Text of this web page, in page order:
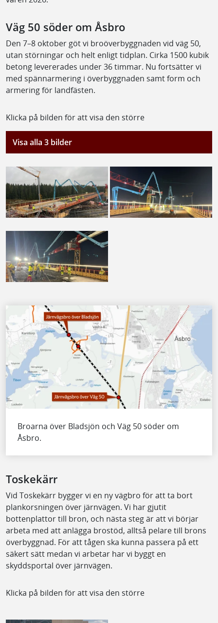
Väg 50 söder om Åsbro
Den 7–8 oktober göt vi broöverbyggnaden vid väg 50,
utan störningar och helt enligt tidplan. Cirka 1500 kubik
betong levererades under 36 timmar. Nu fortsätter vi
med spännarmering i överbyggnaden samt form och
armering för landfästen.
Klicka på bilden för att visa den större
Visa alla 3 bilder
Broarna över Bladsjön och Väg 50 söder om
Åsbro.
Toskekärr
Vid Toskekärr bygger vi en ny vägbro för att ta bort
plankorsningen över järnvägen. Vi har gjutit
bottenplattor till bron, och nästa steg är att vi börjar
arbeta med att anlägga brostöd, alltså pelare till brons
överbyggnad. För att tågen ska kunna passera på ett
säkert sätt medan vi arbetar har vi byggt en
skyddsportal över järnvägen.
Klicka på bilden för att visa den större